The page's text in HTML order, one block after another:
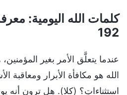
كلمات الله اليومية:
192
عندما يتعلَّق الأمر بغير
الله هو مكافأة الأبرار ومعاقبة
استثناءاتٍ؟ (كلا). هل ترون أنه